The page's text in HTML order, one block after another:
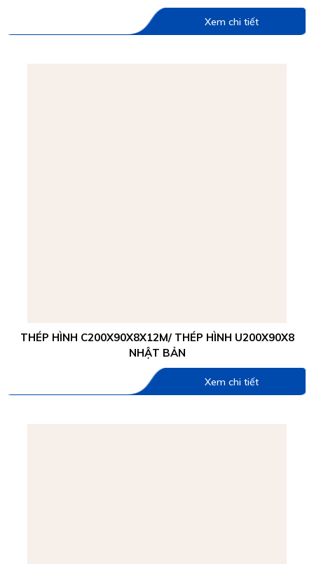
Xem chi tiết
THÉP HÌNH C200X90X8X12M/ THÉP HÌNH U200X90X8
NHẬT BẢN
Xem chi tiết